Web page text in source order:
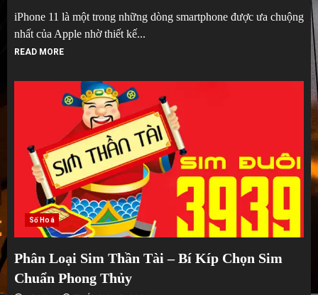
iPhone 11 là một trong những dòng smartphone được ưa chuộng
nhất của Apple nhờ thiết kế...
READ MORE
Số Hoá
Phân Loại Sim Thần Tài – Bí Kíp Chọn Sim
Chuẩn Phong Thủy